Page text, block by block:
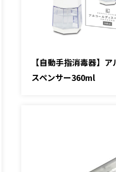
【自動手指消毒器】
スペンサー360ml